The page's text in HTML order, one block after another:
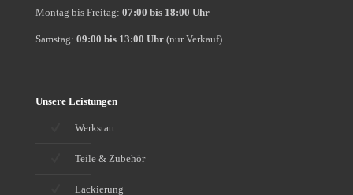
Montag bis Freitag: 07:00 bis 18:00 Uhr
Samstag: 09:00 bis 13:00 Uhr (nur Verkauf)
Unsere Leistungen
Werkstatt
Teile & Zubehör
Lackierung